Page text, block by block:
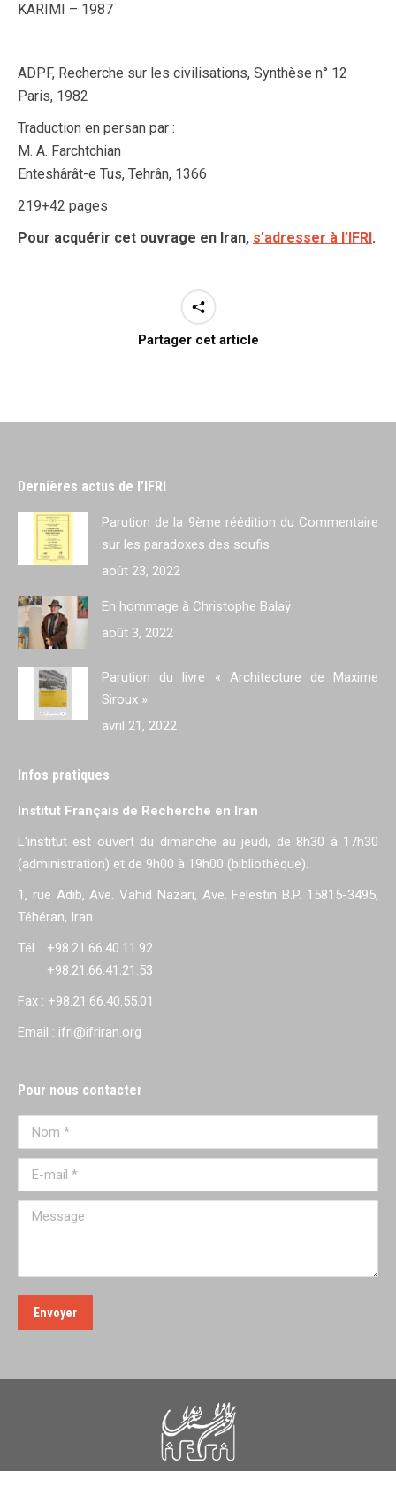
KARIMI – 1987
ADPF, Recherche sur les civilisations, Synthèse n° 12
Paris, 1982
Traduction en persan par :
M. A. Farchtchian
Enteshârât-e Tus, Tehrân, 1366
219+42 pages
Pour acquérir cet ouvrage en Iran, s’adresser à l’IFRI.
Partager cet article
Dernières actus de l’IFRI
Parution de la 9ème réédition du Commentaire
sur les paradoxes des soufis
août 23, 2022
En hommage à Christophe Balaÿ
août 3, 2022
Parution du livre « Architecture de Maxime
Siroux »
avril 21, 2022
Infos pratiques
Institut Français de Recherche en Iran
L'institut est ouvert du dimanche au jeudi, de 8h30 à 17h30
(administration) et de 9h00 à 19h00 (bibliothèque).
1, rue Adib, Ave. Vahid Nazari, Ave. Felestin B.P. 15815-3495,
Téhéran, Iran
Tél. : +98.21.66.40.11.92
+98.21.66.41.21.53
Fax : +98.21.66.40.55.01
Email : ifri@ifriran.org
Pour nous contacter
Nom *
E-mail *
Message
Envoyer